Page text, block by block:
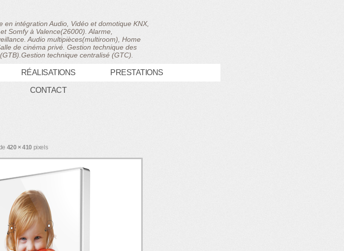
en intégration Audio, Vidéo et domotique KNX,
Somfy à Valence(26000). Alarme,
Audio multipièces(multiroom), Home
de cinéma privé. Gestion technique des
technique centralisé (GTC).
RÉALISATIONS PRESTATIONS
CONTACT
420 × 410 pixels